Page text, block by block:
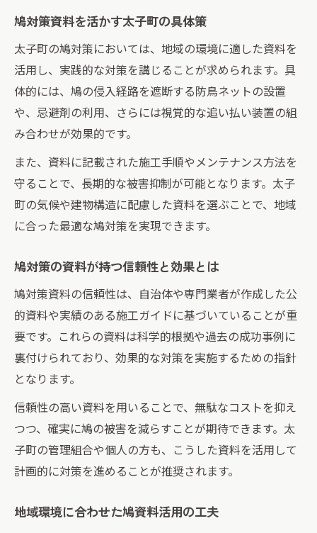
資料を参考に鳩被害を減らす具体的な工夫例
鳩資料記載の忌避策を現場で応用する方法
共有部で使える資料参考の鳩被害軽減例
鳩資料のノウハウを活かした対策事例紹介
太子町の建物管理に生きる鳩資料の工夫
鳩問題の解決へ資料から得られる最新の知見
最新鳩対策資料が示す防除技術の動向
資料から学ぶ鳩被害の根本的な解決手法
鳩資料に基づく地域対応の実態と課題
か
鳩問題解決へと導く資料の情報整理術
建物管理で押さえたい鳩対策資料のまとめ方
鳩対策資料の効果的なまとめ方と活用術
住民説明用の鳩資料を整理するポイント
鳩被害対策を伝える資料作成のコツ
会議や共有で役立つ鳩資料のまとめ事例
鳩対策資料を活かす太子町の具体策
太子町の鳩対策においては、地域の環境に適した資料を
活用し、実践的な対策を講じることが求められます。具
体的には、鳩の侵入経路を遮断する防鳥ネットの設置
や、忌避剤の利用、さらには視覚的な追い払い装置の組
み合わせが効果的です。
また、資料に記載された施工手順やメンテナンス方法を
守ることで、長期的な被害抑制が可能となります。太子
町の気候や建物構造に配慮した資料を選ぶことで、地域
に合った最適な鳩対策を実現できます。
鳩対策の資料が持つ信頼性と効果とは
鳩対策資料の信頼性は、自治体や専門業者が作成した公
的資料や実績のある施工ガイドに基づいていることが重
要です。これらの資料は科学的根拠や過去の成功事例に
裏付けられており、効果的な対策を実施するための指針
となります。
信頼性の高い資料を用いることで、無駄なコストを抑え
つつ、確実に鳩の被害を減らすことが期待できます。太
子町の管理組合や個人の方も、こうした資料を活用して
計画的に対策を進めることが推奨されます。
地域環境に合わせた鳩資料活用の工夫